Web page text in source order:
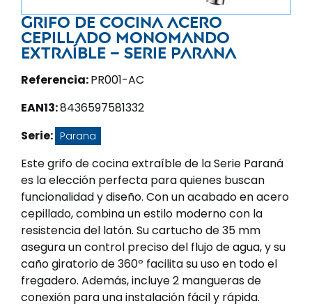
Grifo de cocina acero
cepillado monomando
extraíble – Serie Parana
Referencia:PR001-AC
EAN13:8436597581332
Serie: Parana
Este grifo de cocina extraíble de la Serie Paraná
es la elección perfecta para quienes buscan
funcionalidad y diseño. Con un acabado en acero
cepillado, combina un estilo moderno con la
resistencia del latón. Su cartucho de 35 mm
asegura un control preciso del flujo de agua, y su
caño giratorio de 360º facilita su uso en todo el
fregadero. Además, incluye 2 mangueras de
conexión para una instalación fácil y rápida.